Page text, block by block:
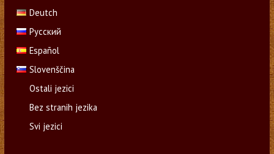
Deutch
Русский
Español
Slovenščina
Ostali jezici
Bez stranih jezika
Svi jezici